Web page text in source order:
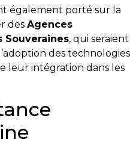
également porté sur la
des Agences
Souveraines, qui seraient
des technologies
leur intégration dans les